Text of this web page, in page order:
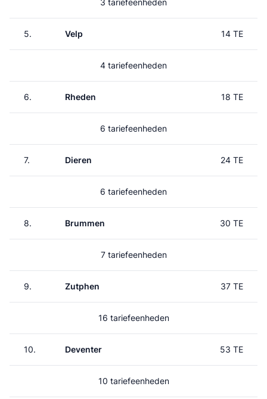
3 tariefeenheden
5. Velp 14 TE
4 tariefeenheden
6. Rheden 18 TE
6 tariefeenheden
7. Dieren 24 TE
6 tariefeenheden
8. Brummen 30 TE
7 tariefeenheden
9. Zutphen 37 TE
16 tariefeenheden
10. Deventer 53 TE
10 tariefeenheden